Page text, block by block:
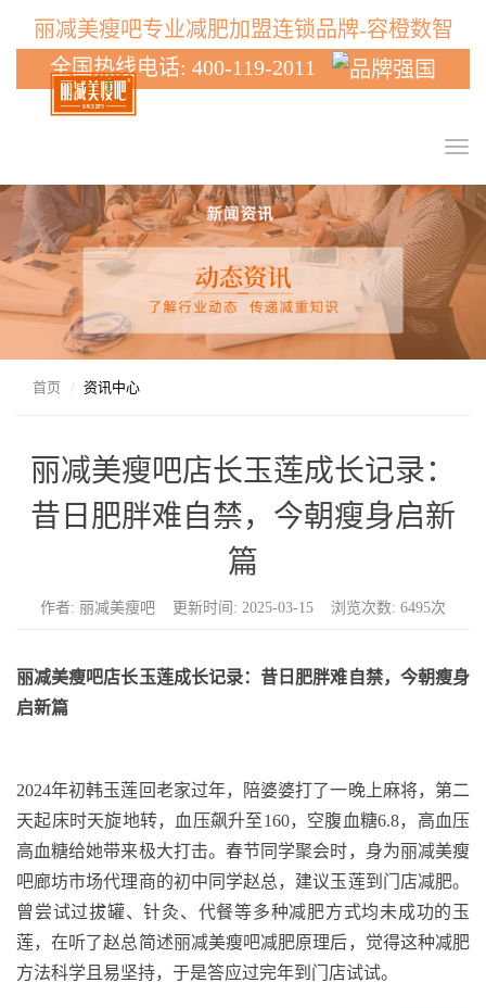
丽减美瘦吧专业减肥加盟连锁品牌-容橙数智
全国热线电话: 400-119-2011
T
g
g
n
v
首页 资讯中心
丽减美瘦吧店长玉莲成长记录：
昔日肥胖难自禁，今朝瘦身启新
篇
作者: 丽减美瘦吧 更新时间: 2025-03-15 浏览次数: 6495次
丽减美瘦吧店长玉莲成长记录：昔日肥胖难自禁，今朝瘦身
启新篇
2024年初韩玉莲回老家过年，陪婆婆打了一晚上麻将，第二
天起床时天旋地转，血压飙升至160，空腹血糖6.8，高血压
高血糖给她带来极大打击。春节同学聚会时，身为丽减美瘦
吧廊坊市场代理商的初中同学赵总，建议玉莲到门店减肥。
曾尝试过拔罐、针灸、代餐等多种减肥方式均未成功的玉
莲，在听了赵总简述丽减美瘦吧减肥原理后，觉得这种减肥
方法科学且易坚持，于是答应过完年到门店试试。